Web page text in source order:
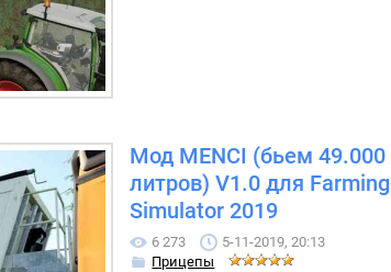
Мод MENCI (бьем 49.000
литров) V1.0 для Farming
Simulator 2019
6 273
5-11-2019, 20:13
Прицепы